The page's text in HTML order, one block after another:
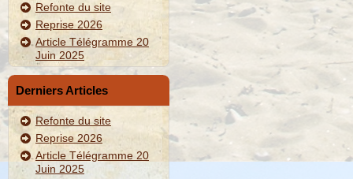
Refonte du site
Reprise 2026
Article Télégramme 20
Juin 2025
Derniers Articles
Refonte du site
Reprise 2026
Article Télégramme 20
Juin 2025